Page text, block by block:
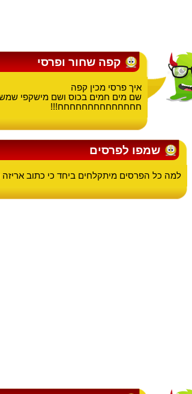
קפה שחור ופרסי
איך פרסי מכין קפה
שם מים חמים בכוס ושם מישקפי
חחחחחחחחחחחחחח!!!
שמפו לפרסים
למה כל הפרסים מיתקלחים ביחד כי כתוב